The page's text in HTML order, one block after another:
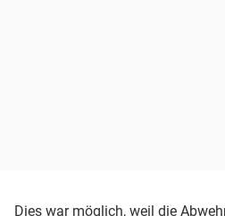
Dies war möglich, weil die